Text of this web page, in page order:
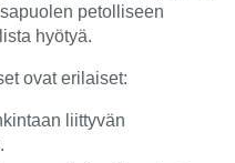
petolliseen
hyötyä.
ovat erilaiset:
liittyvän